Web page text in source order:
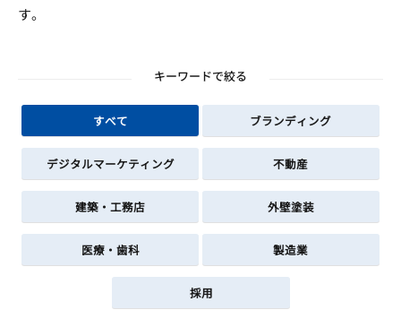
す。
キーワードで絞る
すべて ブランディング
デジタルマーケティング 不動産
建築・工務店 外壁塗装
医療・歯科 製造業
採用